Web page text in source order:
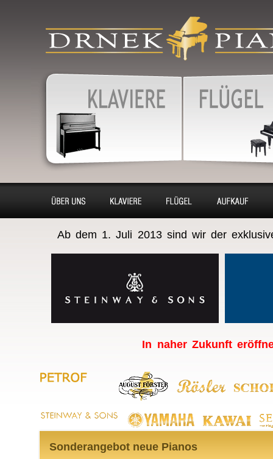
Klaviere, Klassik piano,
Konzertflügel, Cembalo -
Vermietung, Aufkaufen,
Renovierung, Stimmung
Ab dem 1. Juli 2013 sind wir der
In naher Zukunft
Sonderangebot neue Pianos
Über uns Klaviere Flügel Ankauf